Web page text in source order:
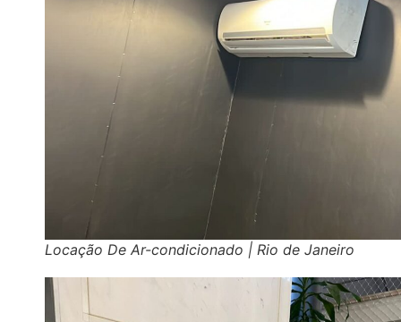
Locação De Ar-condicionado | Rio de Janeiro